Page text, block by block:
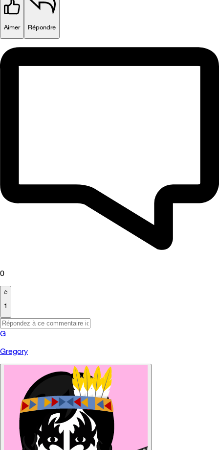
Aimer Répondre
0
1
G
Gregory